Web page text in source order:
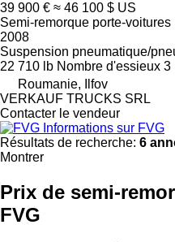
39 900 € ≈ 46 100 $ US
Semi-remorque porte-voitures
2008
Suspension pneumatique/
22 710 lb Nombre d'essieux 3
Roumanie, Ilfov
VERKAUF TRUCKS SRL
Contacter le vendeur
Informations sur FVG
Résultats de recherche: 6
Montrer
Prix de semi-
FVG